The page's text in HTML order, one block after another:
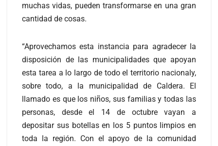
muchas vidas, pueden transformarse en una gran
cantidad de cosas.
“Aprovechamos esta instancia para agradecer la
disposición de las municipalidades que apoyan
esta tarea a lo largo de todo el territorio nacionaly,
sobre todo, a la municipalidad de Caldera. El
llamado es que los niños, sus familias y todas las
personas, desde el 14 de octubre vayan a
depositar sus botellas en los 5 puntos limpios en
toda la región. Con el apoyo de la comunidad